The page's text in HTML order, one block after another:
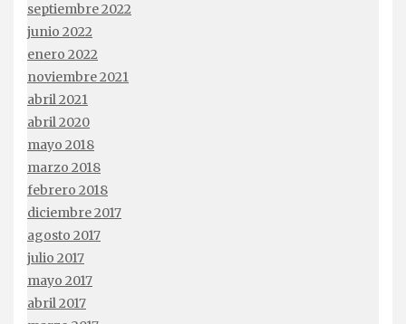
septiembre 2022
junio 2022
enero 2022
noviembre 2021
abril 2021
abril 2020
mayo 2018
marzo 2018
febrero 2018
diciembre 2017
agosto 2017
julio 2017
mayo 2017
abril 2017